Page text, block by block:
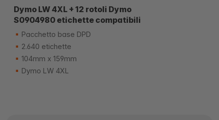
Dymo LW 4XL + 12 rotoli Dymo
S0904980 etichette compatibili
Pacchetto base DPD
2.640 etichette
104mm x 159mm
Dymo LW 4XL